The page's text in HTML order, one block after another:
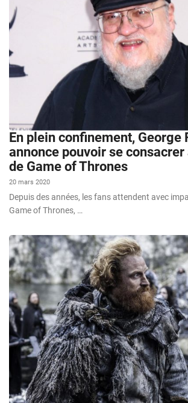
En plein confinement, George
annonce pouvoir se consacrer
de Game of Thrones
20 mars 2020
Depuis des années, les fans attendent avec
Game of Thrones, …